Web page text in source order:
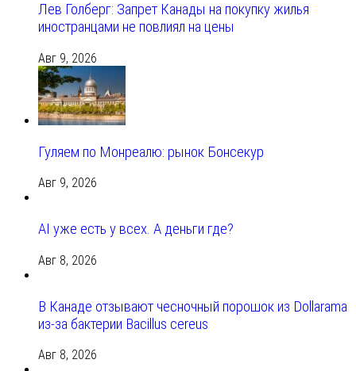
Лев Голберг: Запрет Канады на покупку жилья
иностранцами не повлиял на цены
Авг 9, 2026
Гуляем по Монреалю: рынок Бонсекур
Авг 9, 2026
AI уже есть у всех. А деньги где?
Авг 8, 2026
В Канаде отзывают чесночный порошок из Dollarama
из-за бактерии Bacillus cereus
Авг 8, 2026